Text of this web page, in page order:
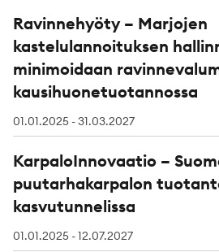
Ravinnehyöty – Marjojen
kastelulannoituksen
minimoidaan
kausihuonetuotannossa
01.01.2025 - 31.03.2027
KarpaloInnovaatio –
puutarhakarpalon
kasvutunnelissa
01.01.2025 - 12.07.2027